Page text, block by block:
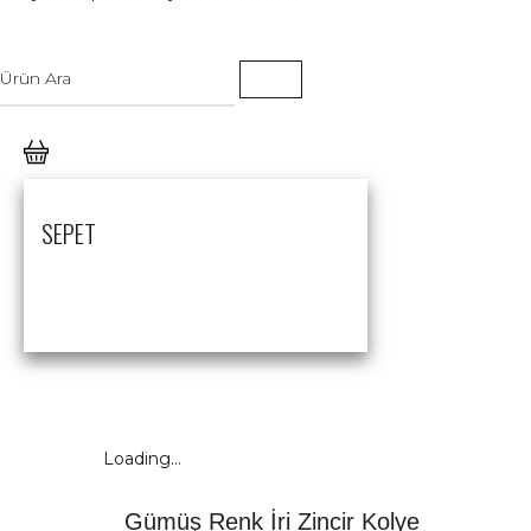
SEPET
Loading...
Gümüş Renk İri Zincir Kolye